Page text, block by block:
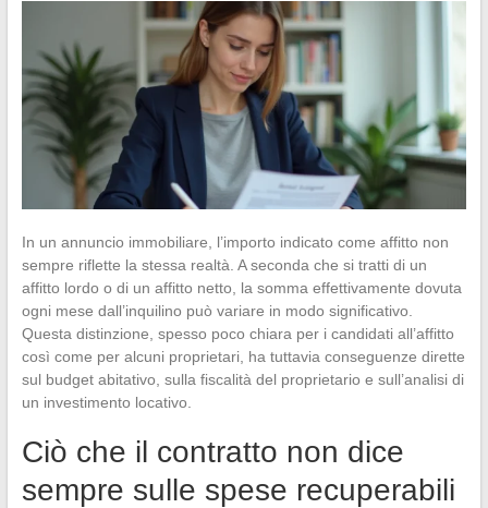
In un annuncio immobiliare, l’importo indicato come affitto non
sempre riflette la stessa realtà. A seconda che si tratti di un
affitto lordo o di un affitto netto, la somma effettivamente dovuta
ogni mese dall’inquilino può variare in modo significativo.
Questa distinzione, spesso poco chiara per i candidati all’affitto
così come per alcuni proprietari, ha tuttavia conseguenze dirette
sul budget abitativo, sulla fiscalità del proprietario e sull’analisi di
un investimento locativo.
Ciò che il contratto non dice
sempre sulle spese recuperabili